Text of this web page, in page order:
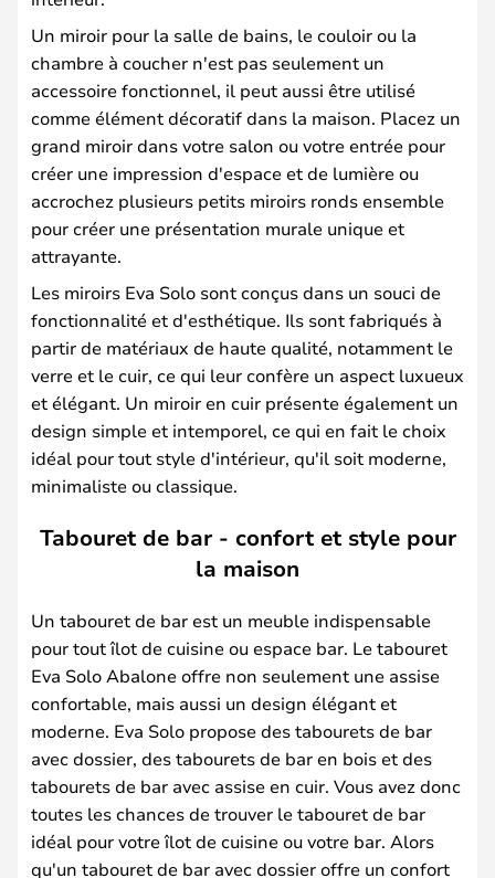
Un miroir pour la salle de bains, le couloir ou la
chambre à coucher n'est pas seulement un
accessoire fonctionnel, il peut aussi être utilisé
comme élément décoratif dans la maison. Placez un
grand miroir dans votre salon ou votre entrée pour
créer une impression d'espace et de lumière ou
accrochez plusieurs petits miroirs ronds ensemble
pour créer une présentation murale unique et
attrayante.
Les miroirs Eva Solo sont conçus dans un souci de
fonctionnalité et d'esthétique. Ils sont fabriqués à
partir de matériaux de haute qualité, notamment le
verre et le cuir, ce qui leur confère un aspect luxueux
et élégant. Un miroir en cuir présente également un
design simple et intemporel, ce qui en fait le choix
idéal pour tout style d'intérieur, qu'il soit moderne,
minimaliste ou classique.
Tabouret de bar - confort et style pour
la maison
Un tabouret de bar est un meuble indispensable
pour tout îlot de cuisine ou espace bar. Le tabouret
Eva Solo Abalone offre non seulement une assise
confortable, mais aussi un design élégant et
moderne. Eva Solo propose des tabourets de bar
avec dossier, des tabourets de bar en bois et des
tabourets de bar avec assise en cuir. Vous avez donc
toutes les chances de trouver le tabouret de bar
idéal pour votre îlot de cuisine ou votre bar. Alors
qu'un tabouret de bar avec dossier offre un confort